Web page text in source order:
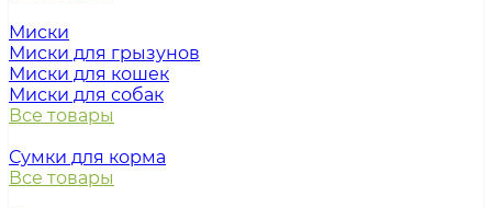
Миски
Миски для грызунов
Миски для кошек
Миски для собак
Все товары
Сумки для корма
Все товары